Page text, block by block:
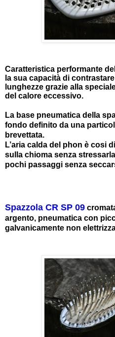
Caratteristica performante
la sua capacità di
lunghezze grazie alla
del calore eccessivo.
La base pneumatica della
fondo definito da una
brevettata.
L’aria calda del phon è cosi
sulla chioma senza
pochi passaggi senza
Spazzola CR SP 09
argento, pneumatica con
galvanicamente non